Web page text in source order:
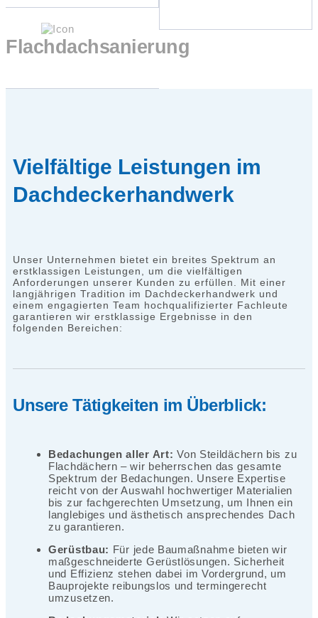
Flachdachsanierung
Vielfältige Leistungen im
Dachdeckerhandwerk
Unser Unternehmen bietet ein breites Spektrum an
erstklassigen Leistungen, um die vielfältigen
Anforderungen unserer Kunden zu erfüllen. Mit einer
langjährigen Tradition im Dachdeckerhandwerk und
einem engagierten Team hochqualifizierter Fachleute
garantieren wir erstklassige Ergebnisse in den
folgenden Bereichen:
Unsere Tätigkeiten im Überblick:
Bedachungen aller Art: Von Steildächern bis zu
Flachdächern – wir beherrschen das gesamte
Spektrum der Bedachungen. Unsere Expertise
reicht von der Auswahl hochwertiger Materialien
bis zur fachgerechten Umsetzung, um Ihnen ein
langlebiges und ästhetisch ansprechendes Dach
zu garantieren.
Gerüstbau: Für jede Baumaßnahme bieten wir
maßgeschneiderte Gerüstlösungen. Sicherheit
und Effizienz stehen dabei im Vordergrund, um
Bauprojekte reibungslos und termingerecht
umzusetzen.